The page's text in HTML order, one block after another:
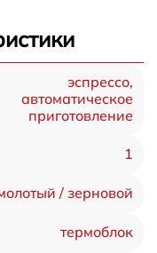
эспрессо,
автоматическое
приготовление
1
/ зерновой
термоблок